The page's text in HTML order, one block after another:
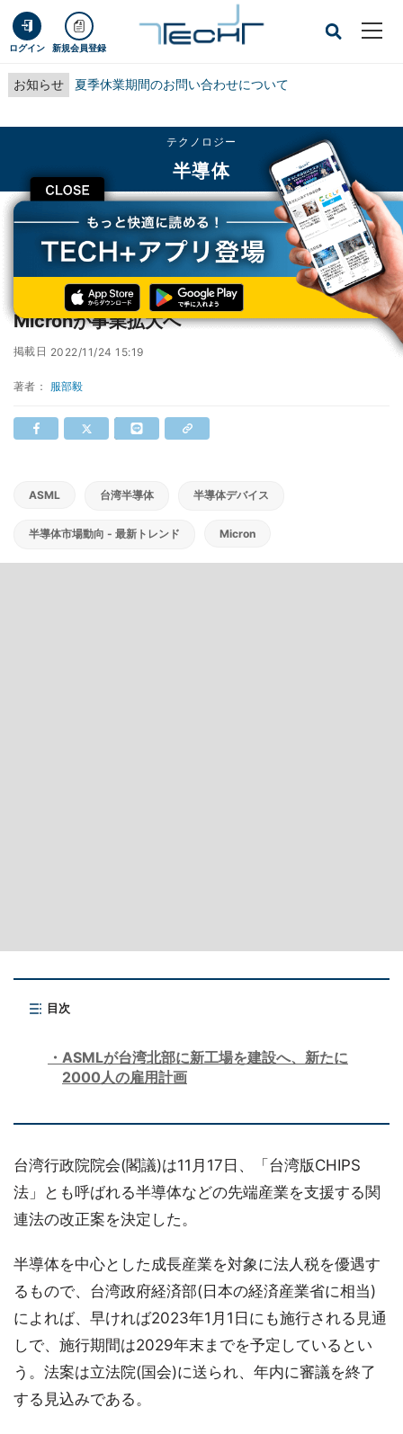
ログイン 新規会員登録
お知らせ 夏季休業期間のお問い合わせについて
CLOSE
テクノロジー
半導体
TECH+ テクノロジー
半導体
台湾版CHIPS法案が閣議決定、 ASMLやMicronが事業拡大へ
台湾版CHIPS法案が閣議決定、 ASMLや
Micronが事業拡大へ
掲載日 2022/11/24 15:19
著者： 服部毅
ASML 台湾半導体 半導体デバイス
半導体市場動向 - 最新トレンド Micron
目次
ASMLが台湾北部に新工場を建設へ、新たに
2000人の雇用計画
台湾行政院院会(閣議)は11月17日、「台湾版CHIPS
法」とも呼ばれる半導体などの先端産業を支援する関
連法の改正案を決定した。
半導体を中心とした成長産業を対象に法人税を優遇す
るもので、台湾政府経済部(日本の経済産業省に相当)
によれば、早ければ2023年1月1日にも施行される見通
しで、施行期間は2029年末までを予定しているとい
う。法案は立法院(国会)に送られ、年内に審議を終了
する見込みである。